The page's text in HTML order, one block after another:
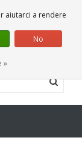
0 Articoli
aiutarci a rendere
No
»